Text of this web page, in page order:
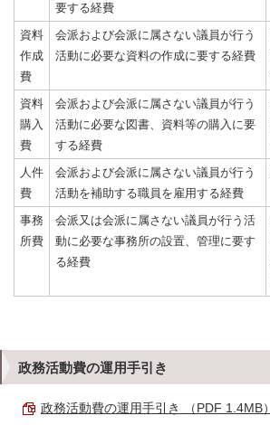
要する経費
資料
作成
費
会派および会派に属さない議員が行う
活動に必要な資料の作成に要する経費
資料
購入
費
会派および会派に属さない議員が行う
活動に必要な図書、資料等の購入に要
する経費
人件
費
会派および会派に属さない議員が行う
活動を補助する職員を雇用する経費
事務
所費
会派又は会派に属さない議員が行う活
動に必要な事務所の設置、管理に要す
る経費
政務活動費の運用手引き
政務活動費の運用手引き （PDF 1.4MB）